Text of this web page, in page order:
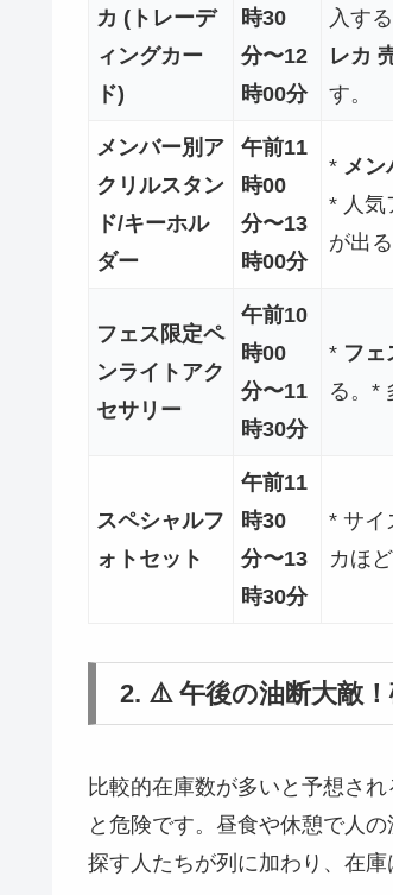
カ (トレーデ
ィングカー
ド)
時30
分〜12
時00分
入す
レカ
す。
メンバー別ア
クリルスタン
ド/キーホル
ダー
午前11
時00
分〜13
時00分
* メン
* 人気
が出
フェス限定ペ
ンライトアク
セサリー
午前10
時00
分〜11
時30分
* フェ
る。*
スペシャルフ
ォトセット
午前11
時30
分〜13
時30分
* サイ
カほ
2. ⚠️ 午後の油断大敵
比較的在庫数が多いと予想され
と危険です。昼食や休憩で人
探す人たちが列に加わり、在庫